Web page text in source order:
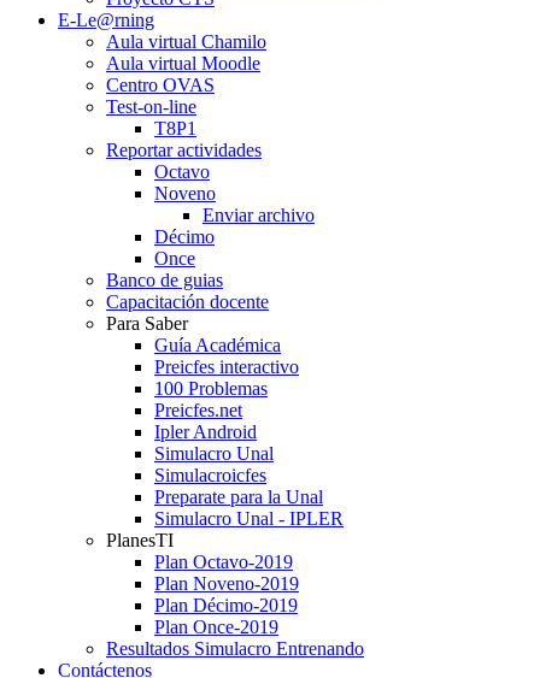
E-Le@rning
Aula virtual Chamilo
Aula virtual Moodle
Centro OVAS
Test-on-line
T8P1
Reportar actividades
Octavo
Noveno
Enviar archivo
Décimo
Once
Banco de guias
Capacitación docente
Para Saber
Guía Académica
Preicfes interactivo
100 Problemas
Preicfes.net
Ipler Android
Simulacro Unal
Simulacroicfes
Preparate para la Unal
Simulacro Unal - IPLER
PlanesTI
Plan Octavo-2019
Plan Noveno-2019
Plan Décimo-2019
Plan Once-2019
Resultados Simulacro Entrenando
Contáctenos